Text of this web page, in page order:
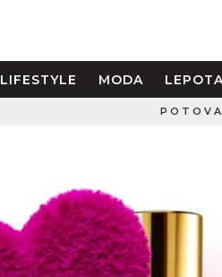
LIFESTYLE MODA